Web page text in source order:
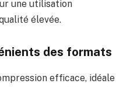
une utilisation
élevée.
des formats
efficace, idéale